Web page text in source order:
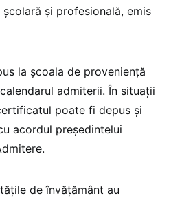
și profesională, emis
la școala de proveniență
admiterii. În situații
poate fi depus și
acordul președintelui
de învățământ au